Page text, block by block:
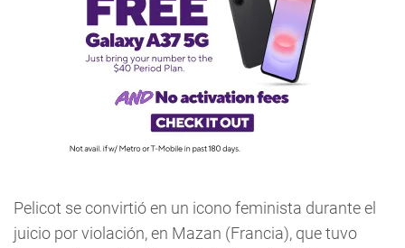
Pelicot se convirtió en un icono feminista durante el
juicio por violación, en Mazan (Francia), que tuvo